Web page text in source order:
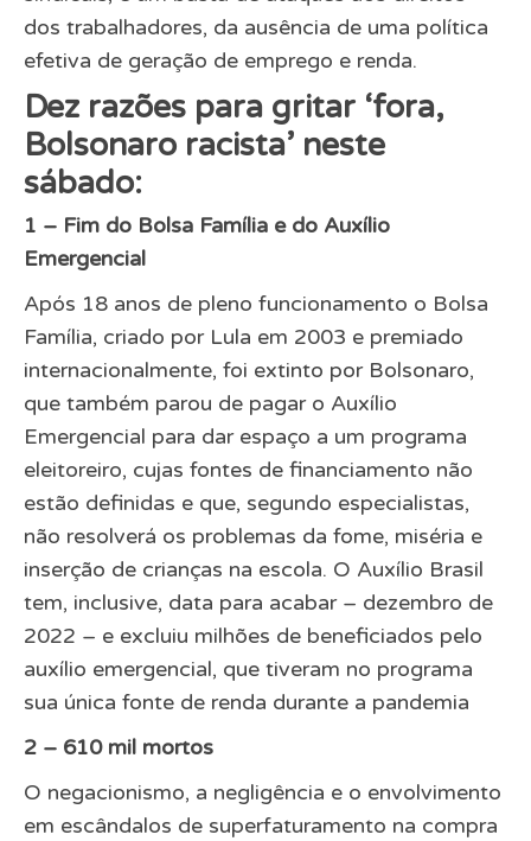
dos trabalhadores, da ausência de uma política
efetiva de geração de emprego e renda.
Dez razões para gritar ‘fora,
Bolsonaro racista’ neste
sábado:
1 – Fim do Bolsa Família e do Auxílio
Emergencial
Após 18 anos de pleno funcionamento o Bolsa
Família, criado por Lula em 2003 e premiado
internacionalmente, foi extinto por Bolsonaro,
que também parou de pagar o Auxílio
Emergencial para dar espaço a um programa
eleitoreiro, cujas fontes de financiamento não
estão definidas e que, segundo especialistas,
não resolverá os problemas da fome, miséria e
inserção de crianças na escola. O Auxílio Brasil
tem, inclusive, data para acabar – dezembro de
2022 – e excluiu milhões de beneficiados pelo
auxílio emergencial, que tiveram no programa
sua única fonte de renda durante a pandemia
2 – 610 mil mortos
O negacionismo, a negligência e o envolvimento
em escândalos de superfaturamento na compra